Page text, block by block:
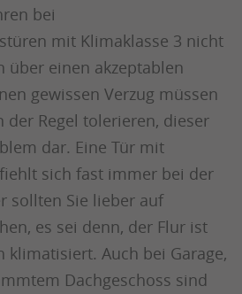
bei
mit Klimaklasse 3 nicht
über einen akzeptablen
gewissen Verzug müssen
der Regel tolerieren, dieser
dar. Eine Tür mit
sich fast immer bei der
sollten Sie lieber auf
es sei denn, der Flur ist
klimatisiert. Auch bei Garage,
Dachgeschoss sind